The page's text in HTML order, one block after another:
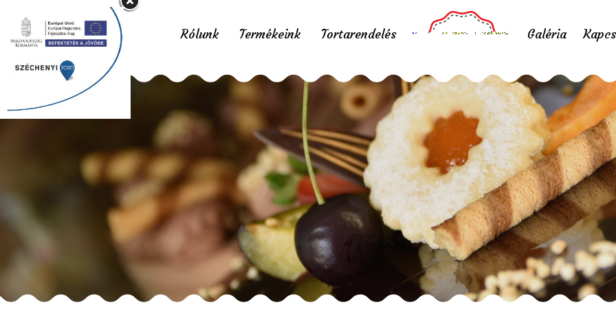
Rólunk Termékeink Tortarendelés Galéria
Makaron Stop
Home Portfolio items / Makaron Stop Cukrászda 3